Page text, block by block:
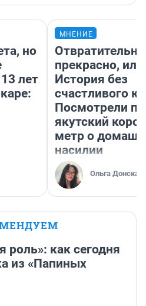
но
лет
МНЕНИЕ
Отвратительно
прекрасно, или
История без
счастливого
Посмотрели
якутский
метр о
насилии
Ольга Донская
роль»: как сегодня
из «Папиных